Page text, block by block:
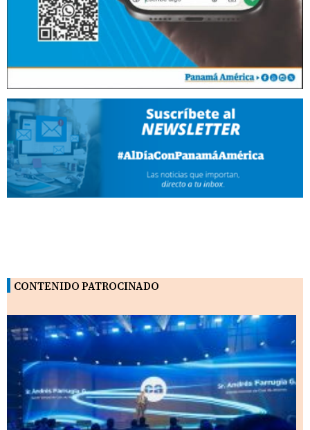
CONTENIDO PATROCINADO